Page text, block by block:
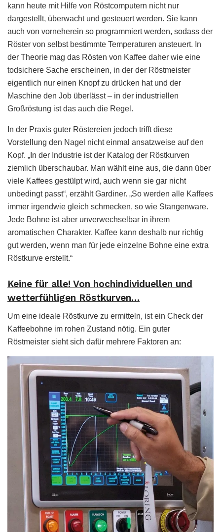
kann heute mit Hilfe von Röstcomputern nicht nur
dargestellt, überwacht und gesteuert werden. Sie kann
auch von vorneherein so programmiert werden, sodass der
Röster von selbst bestimmte Temperaturen ansteuert. In
der Theorie mag das Rösten von Kaffee daher wie eine
todsichere Sache erscheinen, in der der Röstmeister
eigentlich nur einen Knopf zu drücken hat und der
Maschine den Job überlässt – in der industriellen
Großröstung ist das auch die Regel.
In der Praxis guter Röstereien jedoch trifft diese
Vorstellung den Nagel nicht einmal ansatzweise auf den
Kopf. „In der Industrie ist der Katalog der Röstkurven
ziemlich überschaubar. Man wählt eine aus, die dann über
viele Kaffees gestülpt wird, auch wenn sie gar nicht
unbedingt passt“, erzählt Gardiner. „So werden alle Kaffees
immer irgendwie gleich schmecken, so wie Stangenware.
Jede Bohne ist aber unverwechselbar in ihrem
aromatischen Charakter. Kaffee kann deshalb nur richtig
gut werden, wenn man für jede einzelne Bohne eine extra
Röstkurve erstellt.“
Keine für alle! Von hochindividuellen und
wetterfühligen Röstkurven…
Um eine ideale Röstkurve zu ermitteln, ist ein Check der
Kaffeebohne im rohen Zustand nötig. Ein guter
Röstmeister sieht sich dafür mehrere Faktoren an: